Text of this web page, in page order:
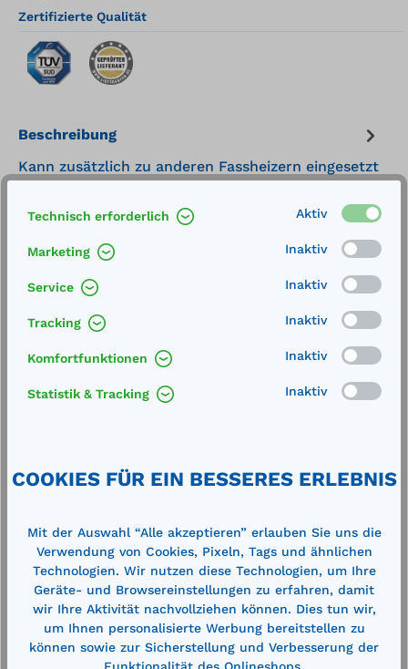
Zertifizierte Qualität
Beschreibung
Kann zusätzlich zu anderen Fassheizern eingesetzt
Isolierung: 50 mm. Steinw…
Technische Daten
Produktgalerie überspringen
Cross-Selling
% %
Technisch erforderlich Aktiv
Marketing Inaktiv
Service Inaktiv
Tracking Inaktiv
Komfortfunktionen Inaktiv
Statistik & Tracking Inaktiv
COOKIES FÜR EIN BESSERES ERLEBNIS
Mit der Auswahl “Alle akzeptieren” erlauben Sie uns die
Verwendung von Cookies, Pixeln, Tags und ähnlichen
Technologien. Wir nutzen diese Technologien, um Ihre
Geräte- und Browsereinstellungen zu erfahren, damit
wir Ihre Aktivität nachvollziehen können. Dies tun wir,
um Ihnen personalisierte Werbung bereitstellen zu
können sowie zur Sicherstellung und Verbesserung der